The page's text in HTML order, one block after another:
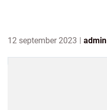
12 september 2023 admin